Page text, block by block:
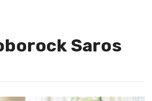
Saros